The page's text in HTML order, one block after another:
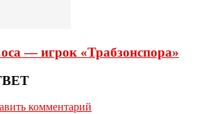
— игрок «Трабзонспора»
комментарий